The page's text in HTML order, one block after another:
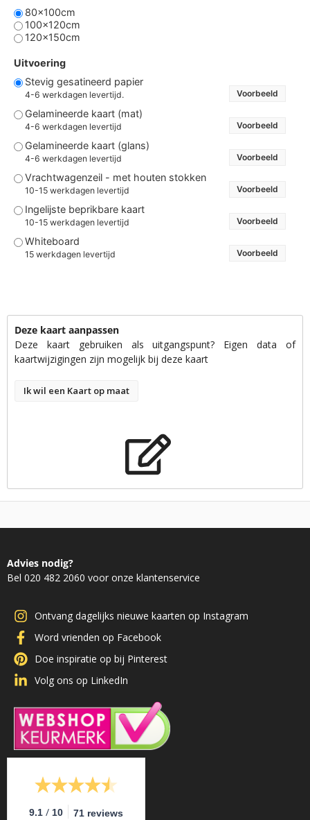
80x100cm
100x120cm
120x150cm
Uitvoering
Stevig gesatineerd papier
4-6 werkdagen levertijd. Voorbeeld
Gelamineerde kaart (mat)
4-6 werkdagen levertijd Voorbeeld
Gelamineerde kaart (glans)
4-6 werkdagen levertijd Voorbeeld
Vrachtwagenzeil - met houten stokken
10-15 werkdagen levertijd Voorbeeld
Ingelijste beprikbare kaart
10-15 werkdagen levertijd Voorbeeld
Whiteboard
15 werkdagen levertijd Voorbeeld
Deze kaart aanpassen
Deze kaart gebruiken als uitgangspunt? Eigen data of
kaartwijzigingen zijn mogelijk bij deze kaart
Ik wil een Kaart op maat
Advies nodig?
Bel 020 482 2060 voor onze klantenservice
Ontvang dagelijks nieuwe kaarten op Instagram
Word vrienden op Facebook
Doe inspiratie op bij Pinterest
Volg ons op LinkedIn
9.1 / 10 71 reviews